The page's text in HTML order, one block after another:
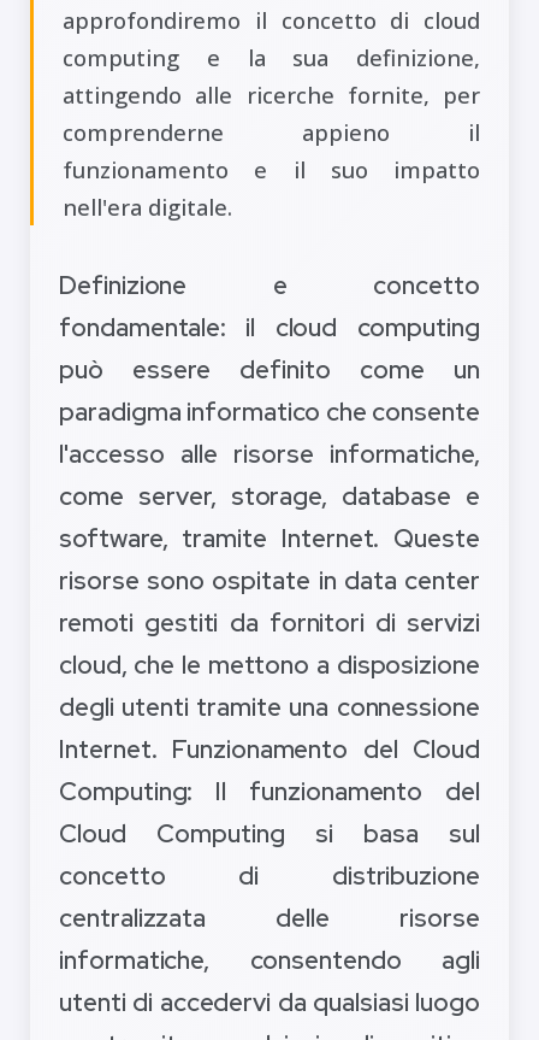
approfondiremo il concetto di cloud
computing e la sua definizione,
attingendo alle ricerche fornite, per
comprenderne appieno il
funzionamento e il suo impatto
nell'era digitale.
Definizione e concetto
fondamentale: il cloud computing
può essere definito come un
paradigma informatico che consente
l'accesso alle risorse informatiche,
come server, storage, database e
software, tramite Internet. Queste
risorse sono ospitate in data center
remoti gestiti da fornitori di servizi
cloud, che le mettono a disposizione
degli utenti tramite una connessione
Internet. Funzionamento del Cloud
Computing: Il funzionamento del
Cloud Computing si basa sul
concetto di distribuzione
centralizzata delle risorse
informatiche, consentendo agli
utenti di accedervi da qualsiasi luogo